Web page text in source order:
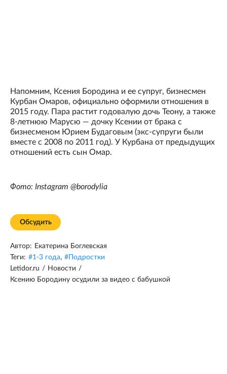
Напомним, Ксения Бородина и ее супруг, бизнесмен
Курбан Омаров, официально оформили отношения в
2015 году. Пара растит годовалую дочь Теону, а также
8-летнюю Марусю — дочку Ксении от брака с
бизнесменом Юрием Будаговым (экс-супруги были
вместе с 2008 по 2011 год). У Курбана от предыдущих
отношений есть сын Омар.
Фото: Instagram @borodylia
Обсудить
Автор: Екатерина Боглевская
Теги: #1-3 года, # Подростки
Letidor.ru / Новости /
Ксению Бородину осудили за видео с бабушкой